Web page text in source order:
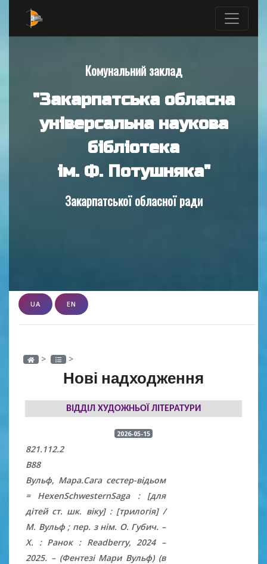
Комунальний заклад
"Закарпатська обласна
універсальна наукова
бібліотека
ім. Ф. Потушняка"
Закарпатської обласної ради
UA EN
> >
Нові надходження
ВІДДІЛ ХУДОЖНЬОЇ ЛІТЕРАТУРИ
2026-05-15
821.112.2
В88
Вульф, Мара.Сага сестер-відьом
= HexenSchwesternSaga : [для
дітей ст. шк. віку] : [трилогія] /
М. Вульф ; пер. з нім. О. Губич. –
Х. : Ранок : Readberry, 2024 –
2025. – (Фентезі Мари Вульф) (в